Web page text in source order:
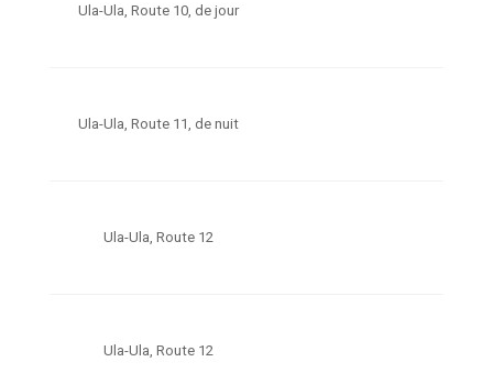
Ula-Ula, Route 10, de jour
Ula-Ula, Route 11, de nuit
Ula-Ula, Route 12
Ula-Ula, Route 12